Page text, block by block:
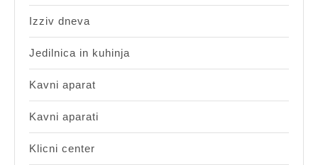
Izziv dneva
Jedilnica in kuhinja
Kavni aparat
Kavni aparati
Klicni center